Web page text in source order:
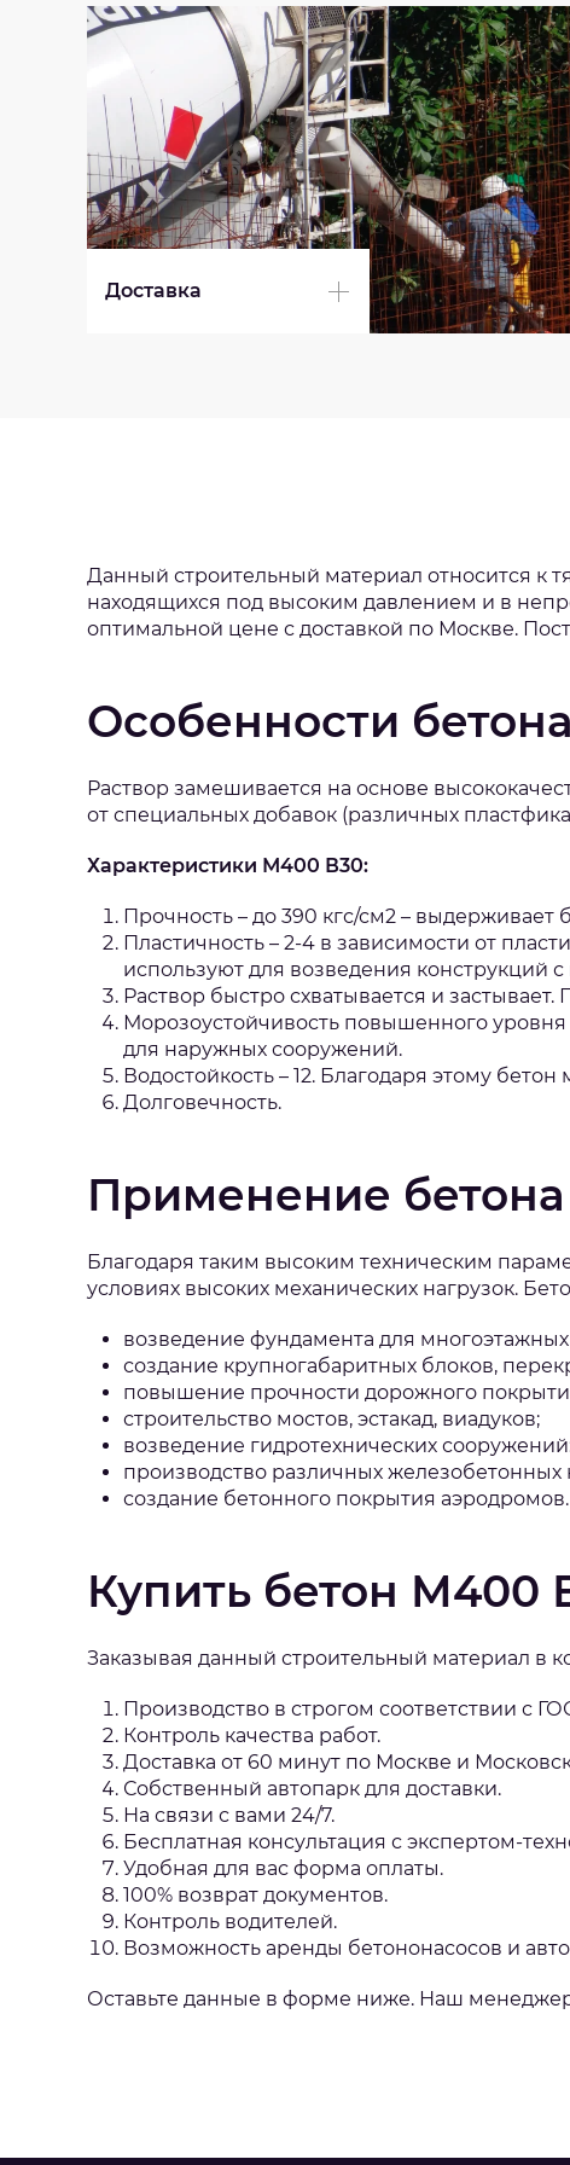
Доставка
Данный строительный материал относится к
находящихся под высоким давлением и в
оптимальной цене с доставкой по Москве.
Особенности бетона
Раствор замешивается на основе
от специальных добавок (различных
Характеристики М400 В30:
Прочность – до 390 кгс/см2 – выдерживает
Пластичность – 2-4 в зависимости от
используют для возведения конструкций
Раствор быстро схватывается и
Морозоустойчивость повышенного
для наружных сооружений.
Водостойкость – 12. Благодаря этому
Долговечность.
Применение
Благодаря таким высоким техническим
условиях высоких механических нагрузок.
возведение фундамента для
создание крупногабаритных блоков,
повышение прочности дорожного
строительство мостов, эстакад, виадуков;
возведение гидротехнических
производство различных железобетонных
создание бетонного покрытия аэродромов.
Купить бетон М400
Заказывая данный строительный материал
Производство в строгом соответствии с
Контроль качества работ.
Доставка от 60 минут по Москве и
Собственный автопарк для доставки.
На связи с вами 24/7.
Бесплатная консультация с экспертом-
Удобная для вас форма оплаты.
100% возврат документов.
Контроль водителей.
Возможность аренды бетононасосов и
Оставьте данные в форме ниже. Наш менеджер